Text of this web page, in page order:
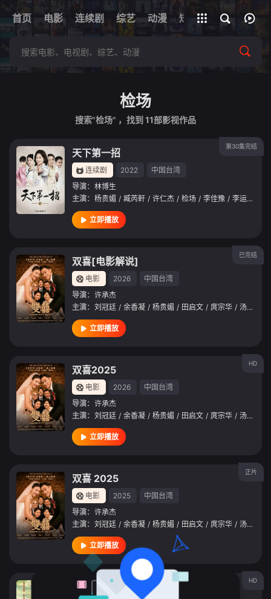
首页 电影 连续剧 综艺 动漫 短剧 网址
全部影片
检场
搜索"检场" ，找到 11部影视作品
第30集完结
天下第一招
连续剧 2022
中国台湾
导演： 林博生
主演： 杨贵媚 / 臧芮軒 / 许仁杰 / 检场 / 李佳豫 / 李运庆
立即播放
已完结
双喜[电影解说]
电影 2026
中国台湾
导演： 许承杰
主演： 刘冠廷 / 余香凝 / 杨贵媚 / 田启文 / 庹宗华 / 汤毓绮
立即播放
HD
双喜2025
电影 2026
中国台湾
导演： 许承杰
主演： 刘冠廷 / 余香凝 / 杨贵媚 / 田启文 / 庹宗华 / 汤毓绮
立即播放
正片
双喜 2025
电影 2025
中国台湾
导演： 许承杰
主演： 刘冠廷 / 余香凝 / 杨贵媚 / 田启文 / 庹宗华 / 汤毓绮
立即播放
HD
我和我的赛车老爸